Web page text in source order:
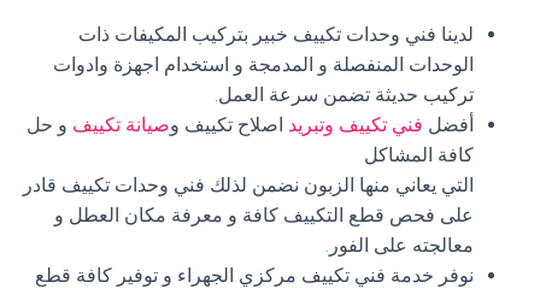
لدينا فني وحدات تكييف خبير بتركيب المكيفات ذات
الوحدات المنفصلة و المدمجة و استخدام اجهزة وادوات
تركيب حديثة تضمن سرعة العمل.
أفضل فني تكييف وتبريد اصلاح تكييف وصيانة تكييف و حل
كافة المشاكل
التي يعاني منها الزبون نضمن لذلك فني وحدات تكييف قادر
على فحص قطع التكييف كافة و معرفة مكان العطل و
معالجته على الفور.
نوفر خدمة فني تكييف مركزي الجهراء و توفير كافة قطع